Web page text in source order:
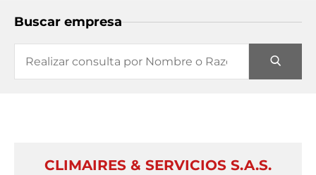
Buscar empresa
CLIMAIRES & SERVICIOS S.A.S.